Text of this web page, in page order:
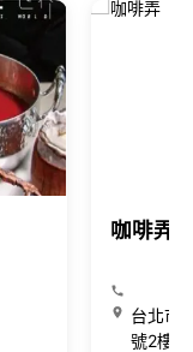
咖啡弄
台北市
號2樓